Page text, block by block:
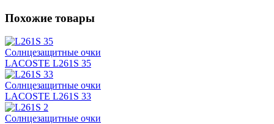
Похожие товары
Солнцезащитные очки
LACOSTE L261S 35
Солнцезащитные очки
LACOSTE L261S 33
Солнцезащитные очки